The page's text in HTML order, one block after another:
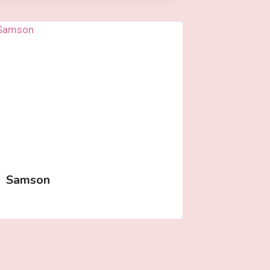
Samson